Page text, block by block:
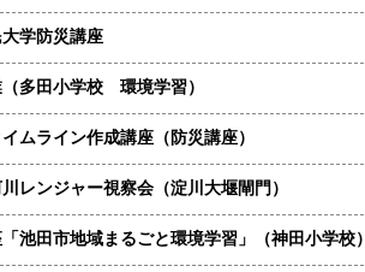
学防災講座
多田小学校 環境学習）
ムライン作成講座（防災講座）
レンジャー視察会（淀川大堰閘門）
池田市地域まるごと環境学習」（神田小学校）